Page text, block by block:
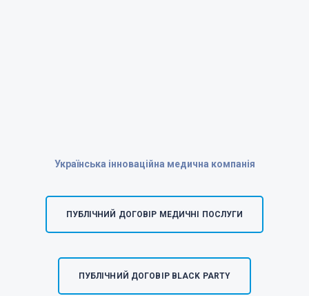
Українська інноваційна медична компанія
ПУБЛІЧНИЙ ДОГОВІР МЕДИЧНІ ПОСЛУГИ
ПУБЛІЧНИЙ ДОГОВІР BLACK PARTY